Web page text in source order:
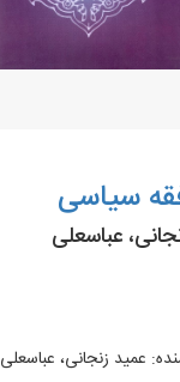
سیاسی
عباسعلی
عمید زنجانی، عباسعلی